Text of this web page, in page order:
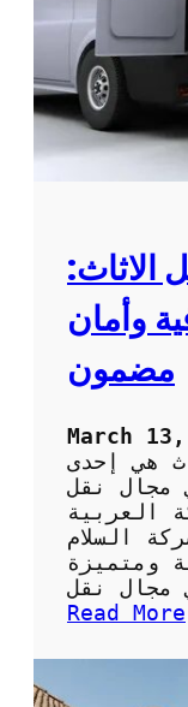
حت
الاثاث:
وأمان
مضمون
March
هي إحدى
مجال نقل
العربية
السلام
ومتميزة
Read More